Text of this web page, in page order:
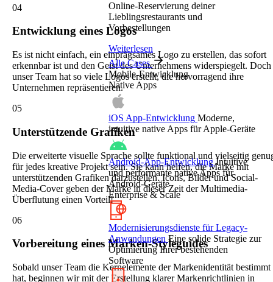
04
Entwicklung eines Logos
Es ist nicht einfach, ein einprägsames Logo zu erstellen, das sofort
erkennbar ist und den Geist des Unternehmens widerspiegelt. Doch
unser Team hat so viele Logos erstellt, die hervorragend ihre
Unternehmen repräsentieren.
05
Unterstützende Grafiken
Die erweiterte visuelle Sprache sollte funktional und vielseitig
für jedes kreative Projekt sein. Sie kann helfen, die Marke mit
unterstützenden Grafiken darzustellen. Icons, Bilder und Social-
Media-Cover geben der Marke in dieser Zeit der Multimedia-
Überflutung einen Vorteil!
06
Vorbereitung eines Marken-Styleguides
Sobald unser Team die Kernelemente der Markenidentität bestimmt
hat, beginnen wir mit der Erstellung klarer Markenrichtlinien in
Online-Reservierung deiner
Lieblingsrestaurants und
Vorbestellungen
Weiterlesen
Alle Cases
Mobile-Entwicklung
Native Apps
iOS App-Entwicklung Moderne,
intuitive native Apps für Apple-Geräte
Android-App-Entwicklung Intuitive
und performante native Apps für
Android-Geräte
Enterprise & Scale
Modernisierungsdienste für Legacy-
Anwendungen Eine solide Strategie zur
Optimierung Ihrer bestehenden
Software